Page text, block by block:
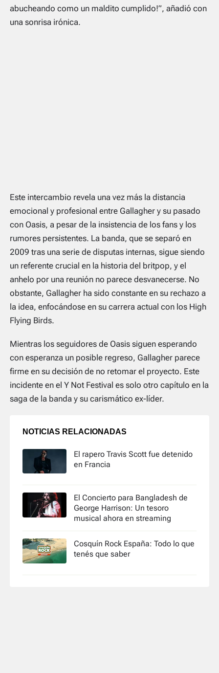
abucheando como un maldito cumplido!”, añadió con
una sonrisa irónica.
Este intercambio revela una vez más la distancia
emocional y profesional entre Gallagher y su pasado
con Oasis, a pesar de la insistencia de los fans y los
rumores persistentes. La banda, que se separó en
2009 tras una serie de disputas internas, sigue siendo
un referente crucial en la historia del britpop, y el
anhelo por una reunión no parece desvanecerse. No
obstante, Gallagher ha sido constante en su rechazo a
la idea, enfocándose en su carrera actual con los High
Flying Birds.
Mientras los seguidores de Oasis siguen esperando
con esperanza un posible regreso, Gallagher parece
firme en su decisión de no retomar el proyecto. Este
incidente en el Y Not Festival es solo otro capítulo en la
saga de la banda y su carismático ex-líder.
NOTICIAS RELACIONADAS
El rapero Travis Scott fue detenido
en Francia
El Concierto para Bangladesh de
George Harrison: Un tesoro
musical ahora en streaming
Cosquín Rock España: Todo lo que
tenés que saber